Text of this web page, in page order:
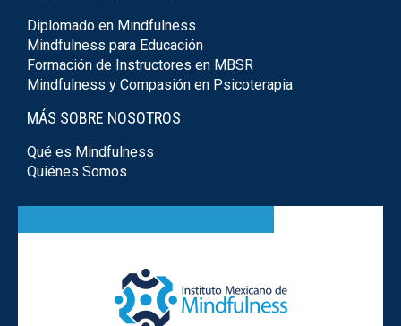
Diplomado en Mindfulness
Mindfulness para Educación
Formación de Instructores en MBSR
Mindfulness y Compasión en Psicoterapia
MÁS SOBRE NOSOTROS
Qué es Mindfulness
Quiénes Somos